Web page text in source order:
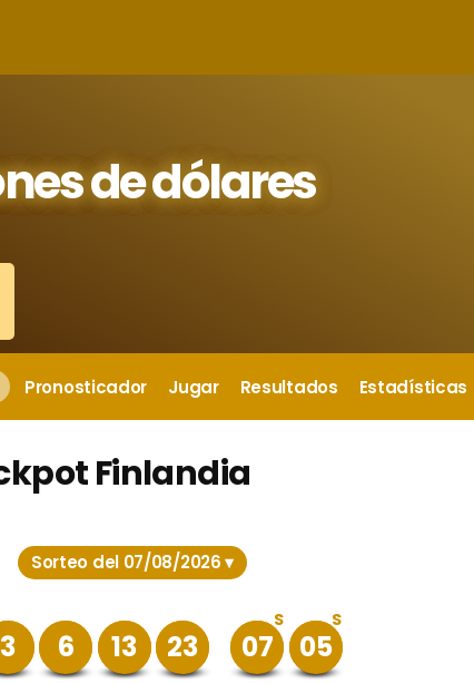
de dólares
Pronosticador Jugar Resultados Estadísticas
Finlandia
Sorteo del 07/08/2026 ▾
3 6 13 23
S
07
S
05